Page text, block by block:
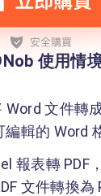
使用情境
Word 文件轉
輯的 Word
報表轉 PDF
文件轉換為